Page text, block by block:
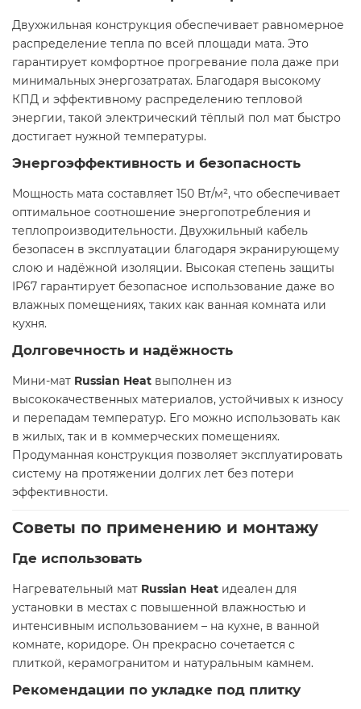
Двухжильная конструкция обеспечивает равномерное
распределение тепла по всей площади мата. Это
гарантирует комфортное прогревание пола даже при
минимальных энергозатратах. Благодаря высокому
КПД и эффективному распределению тепловой
энергии, такой электрический тёплый пол мат быстро
достигает нужной температуры.
Энергоэффективность и безопасность
Мощность мата составляет 150 Вт/м², что обеспечивает
оптимальное соотношение энергопотребления и
теплопроизводительности. Двухжильный кабель
безопасен в эксплуатации благодаря экранирующему
слою и надёжной изоляции. Высокая степень защиты
IP67 гарантирует безопасное использование даже во
влажных помещениях, таких как ванная комната или
кухня.
Долговечность и надёжность
Мини-мат Russian Heat выполнен из
высококачественных материалов, устойчивых к износу
и перепадам температур. Его можно использовать как
в жилых, так и в коммерческих помещениях.
Продуманная конструкция позволяет эксплуатировать
систему на протяжении долгих лет без потери
эффективности.
Советы по применению и монтажу
Где использовать
Нагревательный мат Russian Heat идеален для
установки в местах с повышенной влажностью и
интенсивным использованием – на кухне, в ванной
комнате, коридоре. Он прекрасно сочетается с
плиткой, керамогранитом и натуральным камнем.
Рекомендации по укладке под плитку